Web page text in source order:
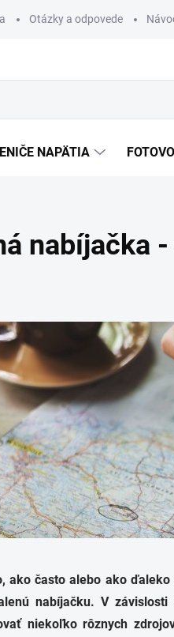
Otázky a odpovede
NAPÄTIA
nabíjačka
ako často alebo ako
nabíjačku. V
niekoľko rôznych